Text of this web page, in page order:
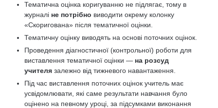
Тематична оцінка коригуванню не підлягає, тому в
журналі не потрібно виводити окрему колонку
«Скоригована» після тематичної оцінки.
Тематичну оцінку виводять на основі поточних оцінок.
Проведення діагностичної (контрольної) роботи для
виставлення тематичної оцінки — на розсуд
учителя залежно від тижневого навантаження.
Під час виставлення поточних оцінок учитель має
усвідомлювати, які саме результати навчання було
оцінено на певному уроці, за підсумками виконання